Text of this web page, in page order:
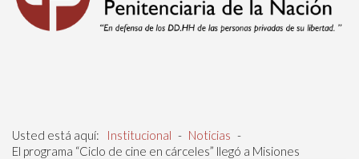
Usted está aquí: Institucional - Noticias -
El programa “Ciclo de cine en cárceles” llegó a Misiones